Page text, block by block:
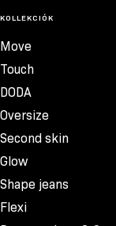
KOLLEKCIÓK
Move
Touch
DODA
Oversize
Second skin
Glow
Shape jeans
Flexi